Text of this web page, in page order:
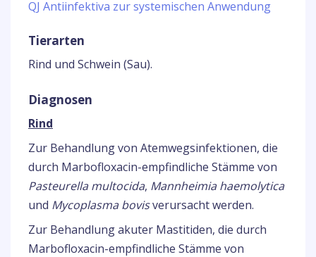
QJ Antiinfektiva zur systemischen Anwendung
Tierarten
Rind und Schwein (Sau).
Diagnosen
Rind
Zur Behandlung von Atemwegsinfektionen, die
durch Marbofloxacin-empfindliche Stämme von
Pasteurella multocida, Mannheimia haemolytica
und Mycoplasma bovisverursacht werden.
Zur Behandlung akuter Mastitiden, die durch
Marbofloxacin-empfindliche Stämme von